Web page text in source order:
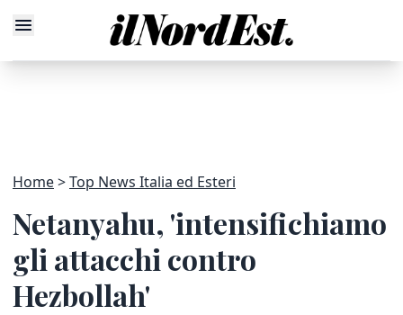
Home Top News Italia ed Esteri
Netanyahu, 'intensifichiamo
gli attacchi contro
Hezbollah'